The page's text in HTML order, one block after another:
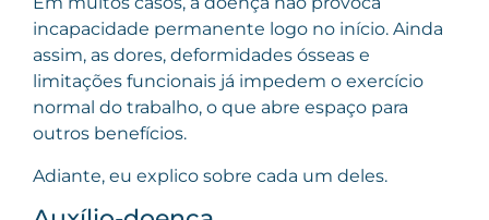
incapacidade permanente logo no início. Ainda
assim, as dores, deformidades ósseas e
limitações funcionais já impedem o exercício
normal do trabalho, o que abre espaço para
outros benefícios.
Adiante, eu explico sobre cada um deles.